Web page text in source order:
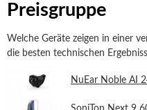
Preisgruppe
Welche Geräte zeigen in einer
die besten technischen
NuEar Noble AI